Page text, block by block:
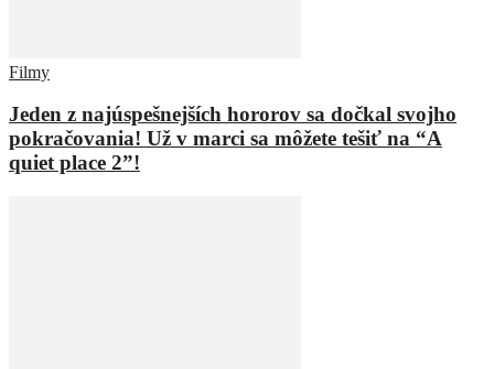
Filmy
Jeden z najúspešnejších hororov sa dočkal svojho
pokračovania! Už v marci sa môžete tešiť na “A
quiet place 2”!